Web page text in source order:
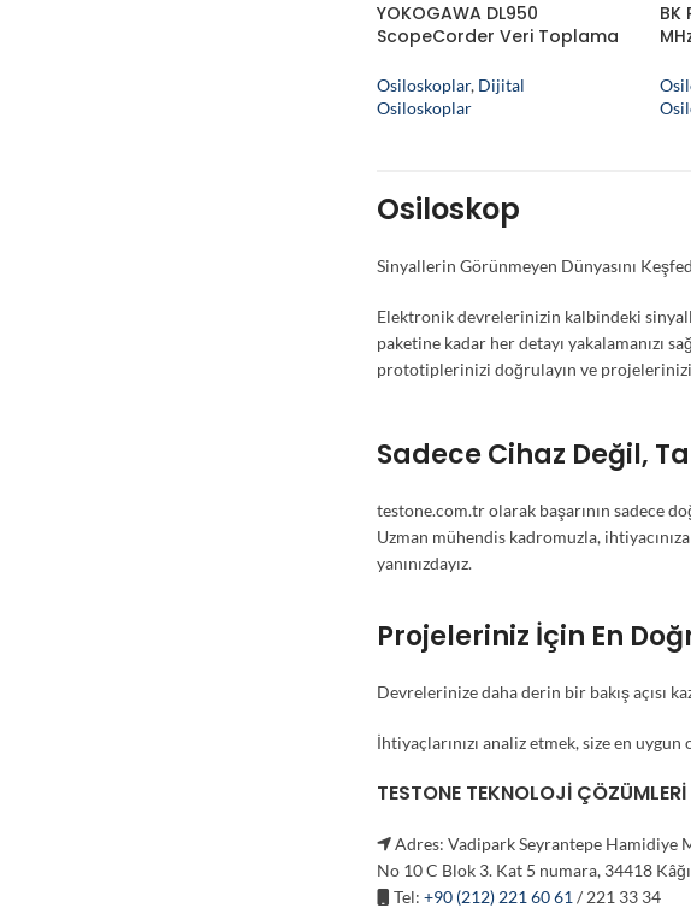
YOKOGAWA DL950
ScopeCorder Veri Toplama
Osiloskoplar, Dijital
Osiloskoplar
BK
Osiloskop
Sinyallerin Görünmeyen Dünyasını
Elektronik devrelerinizin kalbindeki
paketine kadar her detayı yakalamanızı
prototiplerinizi doğrulayın ve projelerinizi
Sadece Cihaz Değil,
testone.com.tr olarak başarının sadece
Uzman mühendis kadromuzla,
yanınızdayız.
Projeleriniz İçin En
Devrelerinize daha derin bir bakış açısı
İhtiyaçlarınızı analiz etmek, size en
TESTONE TEKNOLOJI
Adres: Vadipark Seyrantepe Hamidiye
No 10 C Blok 3. Kat 5 numara, 34418
Tel: +90 (212) 221 60 61 / 221 33 34